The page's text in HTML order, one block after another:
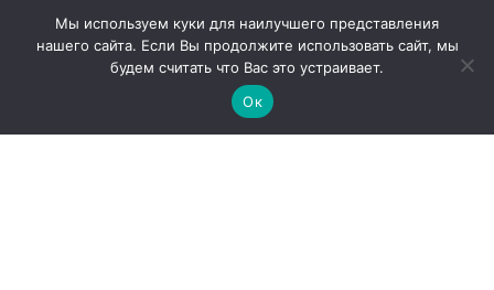
Мы используем куки для наилучшего представления
нашего сайта. Если Вы продолжите использовать сайт, мы
будем считать что Вас это устраивает.
Ок